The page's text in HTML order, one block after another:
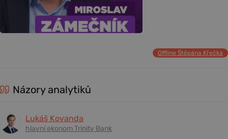
Offline Štěpána Křečka
Názory analytiků
Lukáš Kovanda
hlavní ekonom Trinity Bank